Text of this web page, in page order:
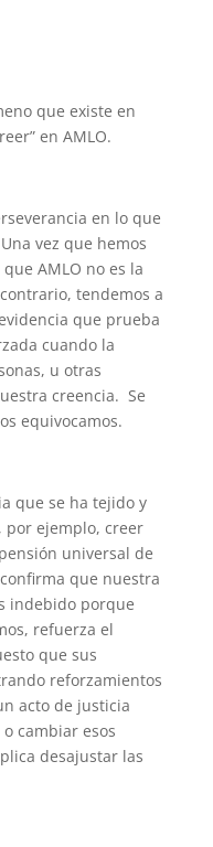
que existe en
en AMLO.
en lo que
vez que hemos
AMLO no es la
tendemos a
que prueba
cuando la
u otras
creencia. Se
equivocamos.
que se ha tejido y
por ejemplo, creer
universal de
que nuestra
indebido porque
refuerza el
que sus
reforzamientos
acto de justicia
cambiar esos
desajustar las